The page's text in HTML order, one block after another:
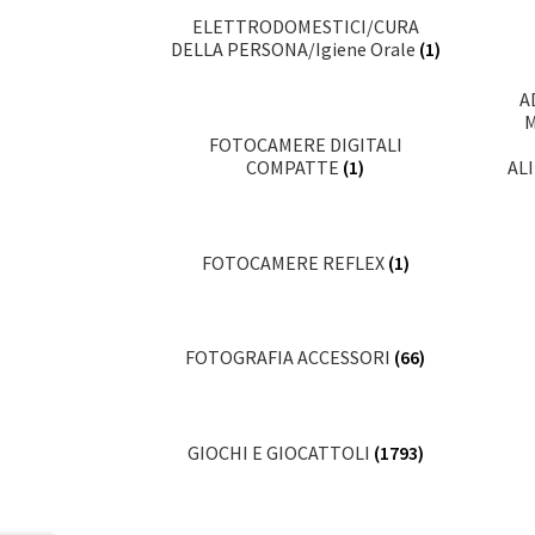
ELETTRODOMESTICI/CURA
DELLA PERSONA/Igiene Orale (1)
FOTOCAMERE DIGITALI
COMPATTE (1)
FOTOCAMERE REFLEX (1)
FOTOGRAFIA ACCESSORI (66)
GIOCHI E GIOCATTOLI (1793)